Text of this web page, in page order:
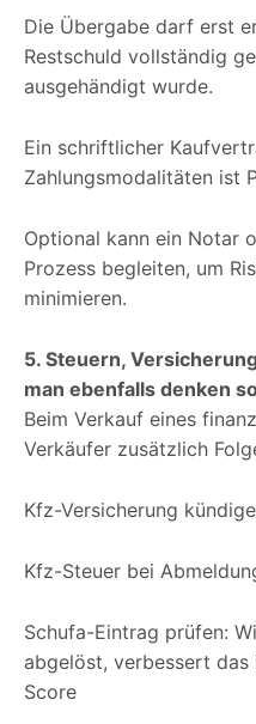
Die Übergabe darf erst
Restschuld vollständig
ausgehändigt wurde.
Ein schriftlicher
Zahlungsmodalitäten ist
Optional kann ein Notar
Prozess begleiten, um
minimieren.
5. Steuern,
man ebenfalls denken
Beim Verkauf eines
Verkäufer zusätzlich
Kfz-Versicherung
Kfz-Steuer bei
Schufa-Eintrag prüfen:
abgelöst, verbessert
Score